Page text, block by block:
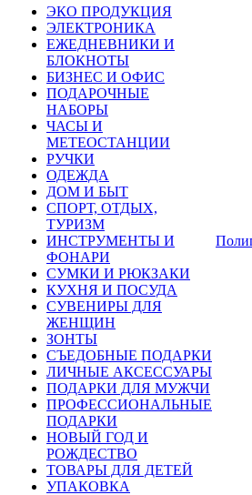
ЭКО ПРОДУКЦИЯ
ЭЛЕКТРОНИКА
ЕЖЕДНЕВНИКИ И
БЛОКНОТЫ
БИЗНЕС И ОФИС
ПОДАРОЧНЫЕ
НАБОРЫ
ЧАСЫ И
МЕТЕОСТАНЦИИ
РУЧКИ
ОДЕЖДА
ДОМ И БЫТ
СПОРТ, ОТДЫХ,
ТУРИЗМ
ИНСТРУМЕНТЫ И
ФОНАРИ
СУМКИ И РЮКЗАКИ
КУХНЯ И ПОСУДА
СУВЕНИРЫ ДЛЯ
ЖЕНЩИН
ЗОНТЫ
СЪЕДОБНЫЕ ПОДАРКИ
ЛИЧНЫЕ АКСЕССУАРЫ
ПОДАРКИ ДЛЯ МУЖЧИ
ПРОФЕССИОНАЛЬНЫЕ
ПОДАРКИ
НОВЫЙ ГОД И
РОЖДЕСТВО
ТОВАРЫ ДЛЯ ДЕТЕЙ
УПАКОВКА